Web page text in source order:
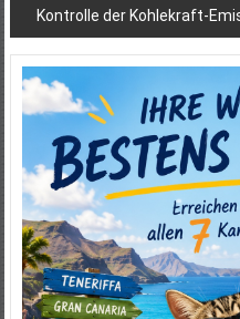
Kontrolle der Kohlekraft-